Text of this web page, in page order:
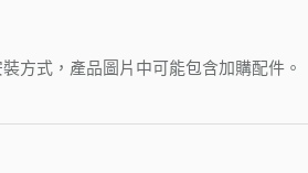
方式，產品圖片中可能包含加購配件。